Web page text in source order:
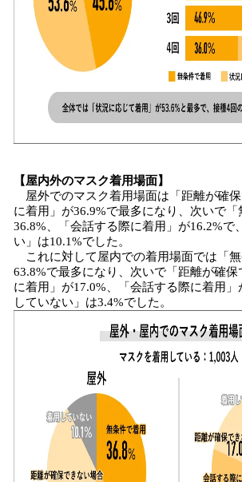
【屋内外のマスク着用場面】
屋外でのマスク着用場面は「距離が確
に着用」が36.9%で最多になり、次いで
36.8%、「会話する際に着用」が16.2%で
い」は10.1%でした。
これに対して屋内での着用場面では「
63.8%で最多になり、次いで「距離が確保
に着用」が17.0%、「会話する際に着用」
していない」は3.4%でした。